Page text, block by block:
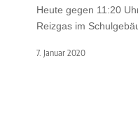
Heute gegen 11:20
Reizgas im
7. Januar 2020